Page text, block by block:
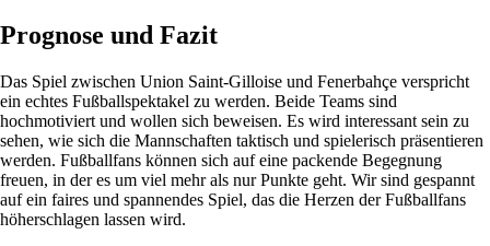
Prognose und Fazit
Das Spiel zwischen Union Saint-Gilloise und Fenerbahçe verspricht
ein echtes Fußballspektakel zu werden. Beide Teams sind
hochmotiviert und wollen sich beweisen. Es wird interessant sein zu
sehen, wie sich die Mannschaften taktisch und spielerisch präsentieren
werden. Fußballfans können sich auf eine packende Begegnung
freuen, in der es um viel mehr als nur Punkte geht. Wir sind gespannt
auf ein faires und spannendes Spiel, das die Herzen der Fußballfans
höherschlagen lassen wird.